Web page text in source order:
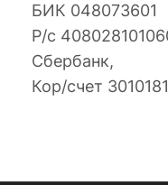
БИК 048073601
Р/с
Сбербанк,
Кор/счет